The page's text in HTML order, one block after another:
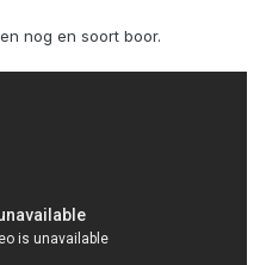
nog en soort boor.